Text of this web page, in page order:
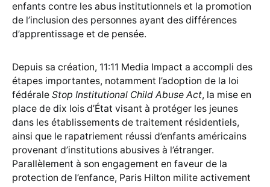
enfants contre les abus institutionnels et la promotion
de l’inclusion des personnes ayant des différences
d’apprentissage et de pensée.
Depuis sa création, 11:11 Media Impact a accompli des
étapes importantes, notamment l’adoption de la loi
fédérale Stop Institutional Child Abuse Act, la mise en
place de dix lois d’État visant à protéger les jeunes
dans les établissements de traitement résidentiels,
ainsi que le rapatriement réussi d’enfants américains
provenant d’institutions abusives à l’étranger.
Parallèlement à son engagement en faveur de la
protection de l’enfance, Paris Hilton milite activement